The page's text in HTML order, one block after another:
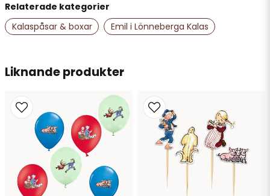
name
Namn
email
Mejladress
Ja, ni får publicera min fråga
Liknande produkter
Relaterade kategorier
Kalaspåsar & boxar
Emil i Lönneberga Kalas